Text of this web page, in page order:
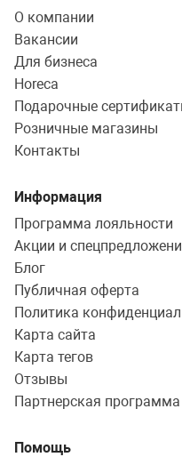
О компании
Вакансии
Для бизнеса
Horeca
Подарочные
Розничные магазины
Контакты
Информация
Программа лояльности
Акции и
Блог
Публичная оферта
Политика
Карта сайта
Карта тегов
Отзывы
Партнерская программа
Помощь